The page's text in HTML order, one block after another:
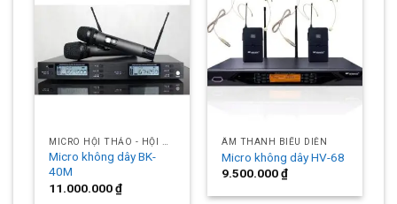
Micro không dây BK-
40M
11.000.000₫
ÂM THANH BIỂU DIỄN
Micro không dây HV-68
9.500.000₫